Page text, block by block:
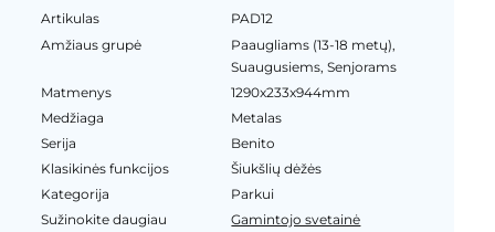
Artikulas
PAD12
Amžiaus grupė
Paaugliams (13-18 metų),
Suaugusiems, Senjorams
Matmenys
1290x233x944mm
Medžiaga
Metalas
Serija
Benito
Klasikinės funkcijos
Šiukšlių dėžės
Kategorija
Parkui
Sužinokite daugiau
Gamintojo svetainė